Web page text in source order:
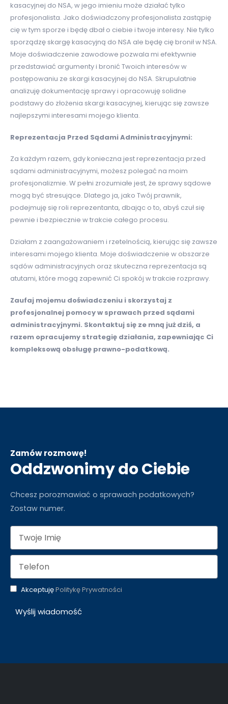
kasacyjnej do NSA, w jego imieniu może działać tylko
profesjonalista. Jako doświadczony profesjonalista zastąpię
cię w tym sporze i będę dbał o ciebie i twoje interesy. Nie tylko
sporządzę skargę kasacyjną do NSA ale będę cię bronił w NSA.
Moje doświadczenie zawodowe pozwala mi efektywnie
przedstawiać argumenty i bronić Twoich interesów w
postępowaniu ze skargi kasacyjnej do NSA. Skrupulatnie
analizuję dokumentację sprawy i opracowuję solidne
podstawy do złożenia skargi kasacyjnej, kierując się zawsze
najlepszymi interesami mojego klienta.
Reprezentacja Przed Sądami Administracyjnymi:
Za każdym razem, gdy konieczna jest reprezentacja przed
sądami administracyjnymi, możesz polegać na moim
profesjonalizmie. W pełni zrozumiałe jest, że sprawy sądowe
mogą być stresujące. Dlatego ja, jako Twój prawnik,
podejmuję się roli reprezentanta, dbając o to, abyś czuł się
pewnie i bezpiecznie w trakcie całego procesu.
Działam z zaangażowaniem i rzetelnością, kierując się zawsze
interesami mojego klienta. Moje doświadczenie w obszarze
sądów administracyjnych oraz skuteczna reprezentacja są
atutami, które mogą zapewnić Ci spokój w trakcie rozprawy.
Zaufaj mojemu doświadczeniu i skorzystaj z
profesjonalnej pomocy w sprawach przed sądami
administracyjnymi. Skontaktuj się ze mną już dziś, a
razem opracujemy strategię działania, zapewniając Ci
kompleksową obsługę prawno-podatkową.
Zamów rozmowę!
Oddzwonimy do Ciebie
Chcesz porozmawiać o sprawach podatkowych?
Zostaw numer.
AkceptujęPolitykę Prywatności
Wyślij wiadomość